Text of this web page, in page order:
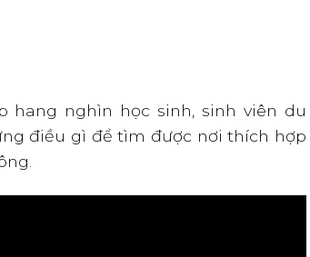
hang nghìn học sinh, sinh viên du
điều gì để tìm được nơi thích hợp